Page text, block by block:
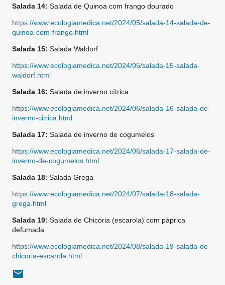
Salada 14: Salada de Quinoa com frango dourado
https://www.ecologiamedica.net/2024/05/salada-14-salada-de-
quinoa-com-frango.html
Salada 15: Salada Waldorf
https://www.ecologiamedica.net/2024/05/salada-15-salada-
waldorf.html
Salada 16: Salada de inverno cítrica
https://www.ecologiamedica.net/2024/06/salada-16-salada-de-
inverno-citrica.html
Salada 17: Salada de inverno de cogumelos
https://www.ecologiamedica.net/2024/06/salada-17-salada-de-
inverno-de-cogumelos.html
Salada 18: Salada Grega
https://www.ecologiamedica.net/2024/07/salada-18-salada-
grega.html
Salada 19: Salada de Chicória (escarola) com páprica
defumada
https://www.ecologiamedica.net/2024/08/salada-19-salada-de-
chicoria-escarola.html